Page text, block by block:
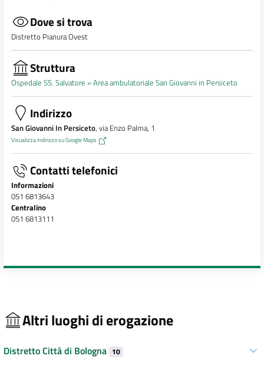
Dove si trova
Distretto Pianura Ovest
Struttura
Ospedale SS. Salvatore »Area ambulatoriale San Giovanni in Persiceto
Indirizzo
San Giovanni In Persiceto, via Enzo Palma, 1
Visualizza indirizzo su Google Maps
Contatti telefonici
Informazioni
051 6813643
Centralino
051 6813111
Altri luoghi di erogazione
Distretto Città di Bologna 10